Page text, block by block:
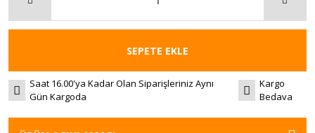
SEPETE EKLE
Saat 16.00'ya Kadar Olan Siparişleriniz Aynı
Gün Kargoda
Kargo
Bedava